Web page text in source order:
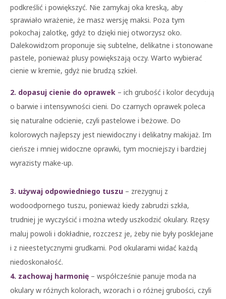
podkreślić i powiększyć. Nie zamykaj oka kreską, aby
sprawiało wrażenie, że masz wersję maksi. Poza tym
pokochaj zalotkę, gdyż to dzięki niej otworzysz oko.
Dalekowidzom proponuje się subtelne, delikatne i stonowane
pastele, ponieważ plusy powiększają oczy. Warto wybierać
cienie w kremie, gdyż nie brudzą szkieł.
2. dopasuj cienie do oprawek – ich grubość i kolor decydują
o barwie i intensywności cieni. Do czarnych oprawek poleca
się naturalne odcienie, czyli pastelowe i beżowe. Do
kolorowych najlepszy jest niewidoczny i delikatny makijaż. Im
cieńsze i mniej widoczne oprawki, tym mocniejszy i bardziej
wyrazisty make-up.
3. używaj odpowiedniego tuszu – zrezygnuj z
wodoodpornego tuszu, ponieważ kiedy zabrudzi szkła,
trudniej je wyczyścić i można wtedy uszkodzić okulary. Rzęsy
maluj powoli i dokładnie, rozczesz je, żeby nie były posklejane
i z nieestetycznymi grudkami. Pod okularami widać każdą
niedoskonałość.
4. zachowaj harmonię – współcześnie panuje moda na
okulary w różnych kolorach, wzorach i o różnej grubości, czyli